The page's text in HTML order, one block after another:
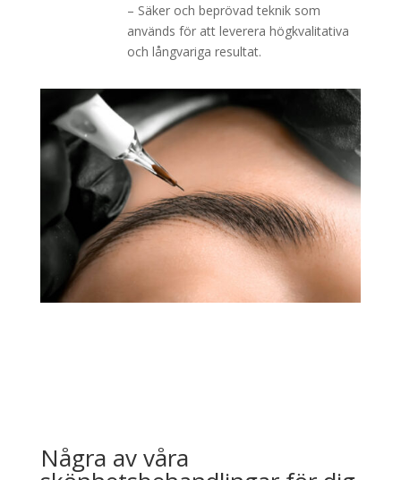
– Säker och beprövad teknik som
används för att leverera högkvalitativa
och långvariga resultat.
Några av våra